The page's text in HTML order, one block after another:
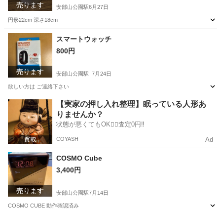
売ります 安部山公園駅6月27日
円形22cm 深さ18cm
福岡 北九州市 安部山公園駅
売ります
スマートウォッチ
800円
安部山公園駅 7月24日
欲しい方は ご連絡下さい
福岡 北九州市 安部山公園駅 その他 スマートウォッチ
【実家の押し入れ整理】眠っている人形あ
りませんか？
状態が悪くてもOK🙆‍♀️査定0円‼️
COYASH Ad
売ります
COSMO Cube
3,400円
安部山公園駅7月14日
COSMO CUBE 動作確認済み